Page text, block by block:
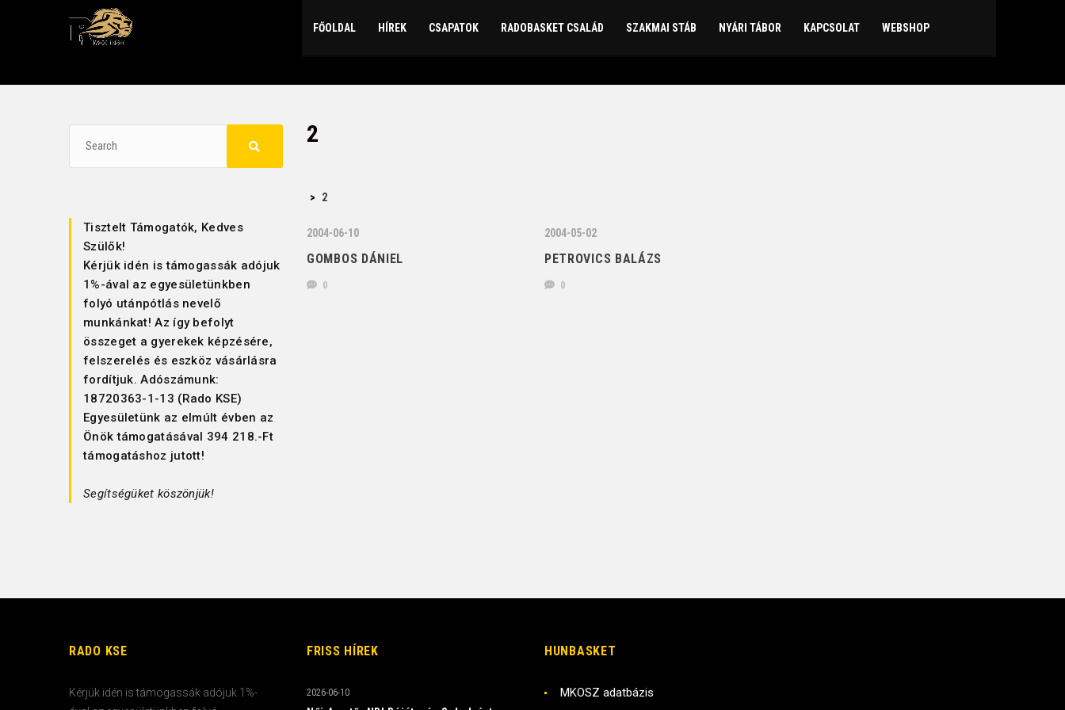
FŐOLDAL HÍREK CSAPATOK RADOBASKET CSALÁD SZAKMAI STÁB NYÁRI TÁBOR KAPCSOLAT WEBSHOP
2
> 2
2004-06-10
GOMBOS DÁNIEL
0
2004-05-02
PETROVICS BALÁZS
0
Tisztelt Támogatók, Kedves
Szülők!
Kérjük idén is támogassák adójuk
1%-ával az egyesületünkben
folyó utánpótlás nevelő
munkánkat! Az így befolyt
összeget a gyerekek képzésére,
felszerelés és eszköz vásárlásra
fordítjuk. Adószámunk:
18720363-1-13 (Rado KSE)
Egyesületünk az elmúlt évben az
Önök támogatásával 394 218.-Ft
támogatáshoz jutott!
Segítségüket köszönjük!
RADO KSE
Kérjük idén is támogassák adójuk 1%-
FRISS HÍREK
2026-06-10
HUNBASKET
MKOSZ adatbázis